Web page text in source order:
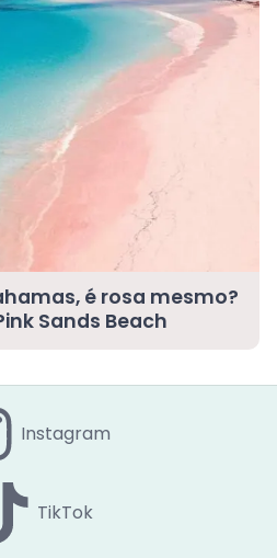
é rosa mesmo?
Sands Beach
Instagram
TikTok